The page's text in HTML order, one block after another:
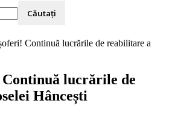
Continuă lucrările de reabilitare a
lucrările de
Hâncești